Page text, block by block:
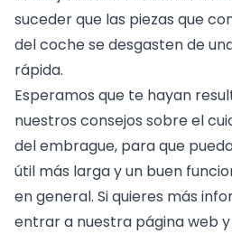
suceder que las piezas que
del coche se desgasten de
rápida.
Esperamos que te hayan
nuestros consejos sobre el
del embrague, para que
útil más larga y un buen
en general. Si quieres más
entrar a nuestra página web